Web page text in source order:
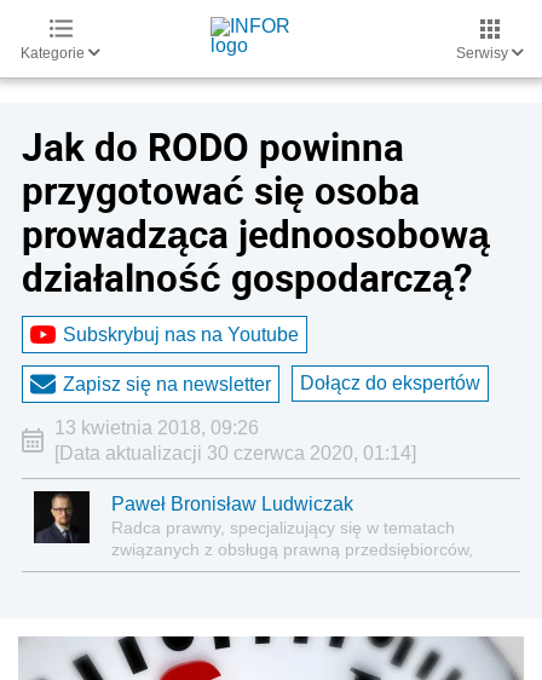
Kategorie Serwisy
Jak do RODO powinna
przygotować się osoba
prowadząca jednoosobową
działalność gospodarczą?
Subskrybuj nas na Youtube
Zapisz się na newsletter Dołącz do ekspertów
13 kwietnia 2018, 09:26
[Data aktualizacji 30 czerwca 2020, 01:14]
Paweł Bronisław Ludwiczak
Radca prawny, specjalizujący się w tematach
związanych z obsługą prawną przedsiębiorców,
prawem korporacyjnym, zamówieniami in house,